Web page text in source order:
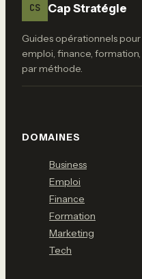
CS Cap Stratégie
Guides opérationnels
emploi, finance,
par méthode.
DOMAINES
Business
Emploi
Finance
Formation
Marketing
Tech